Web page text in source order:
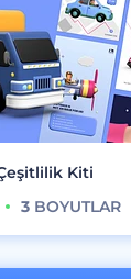
Kiti
3 BOYUTLAR